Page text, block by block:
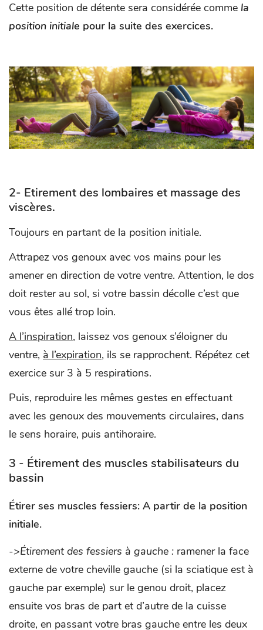
Cette position de détente sera considérée comme la
position initiale pour la suite des exercices.
2- Etirement des lombaires et massage des
viscères.
Toujours en partant de la position initiale.
Attrapez vos genoux avec vos mains pour les
amener en direction de votre ventre. Attention, le dos
doit rester au sol, si votre bassin décolle c’est que
vous êtes allé trop loin.
A l’inspiration, laissez vos genoux s’éloigner du
ventre, à l’expiration, ils se rapprochent. Répétez cet
exercice sur 3 à 5 respirations.
Puis, reproduire les mêmes gestes en effectuant
avec les genoux des mouvements circulaires, dans
le sens horaire, puis antihoraire.
3 - Étirement des muscles stabilisateurs du
bassin
Étirer ses muscles fessiers: A partir de la position
initiale.
->Étirement des fessiers à gauche : ramener la face
externe de votre cheville gauche (si la sciatique est à
gauche par exemple) sur le genou droit, placez
ensuite vos bras de part et d’autre de la cuisse
droite, en passant votre bras gauche entre les deux